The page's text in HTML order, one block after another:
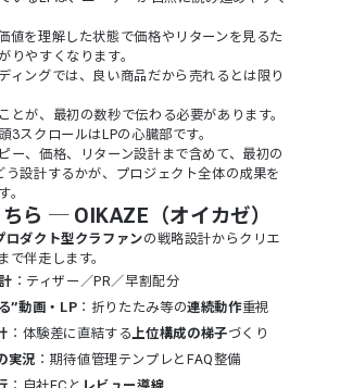
値を理解した状態で価格やリターンを見るた
りやすくなります。
ィングでは、良い商品だから売れるとは限り
とが、最初の数秒で伝わる必要があります。
3スクロールはLPの心臓部です。
ー、価格、リターン設計まで含めて、最初の
う設計するかが、プロジェクト全体の成果を
。
ら ─ OIKAZE（オイカゼ）
ロダクト型クラファンの戦略設計からクリエ
で伴走します。
：ティザー／PR／早割配分
”動画・LP ：折りたたみ等の連続動作重視
：体験差に直結する上位構成の梯子づくり
実況 ：期待値管理テンプレとFAQ整備